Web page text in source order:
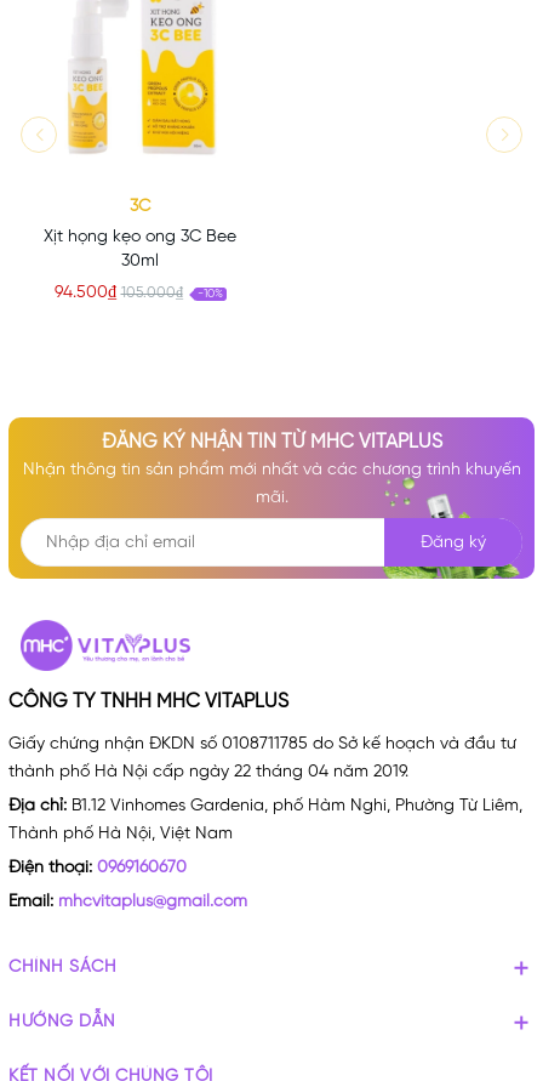
3C
Xịt họng kẹo ong 3C Bee
30ml
94.500₫ 105.000₫ -10%
ĐĂNG KÝ NHẬN TIN TỪ MHC VITAPLUS
Nhận thông tin sản phẩm mới nhất và các chương trình khuyến
mãi.
Đăng ký
CÔNG TY TNHH MHC VITAPLUS
Giấy chứng nhận ĐKDN số 0108711785 do Sở kế hoạch và đầu tư
thành phố Hà Nội cấp ngày 22 tháng 04 năm 2019.
Địa chỉ: B1.12 Vinhomes Gardenia, phố Hàm Nghi, Phường Từ Liêm,
Thành phố Hà Nội, Việt Nam
Điện thoại: 0969160670
Email: mhcvitaplus@gmail.com
CHÍNH SÁCH
HƯỚNG DẪN
KẾT NỐI VỚI CHÚNG TÔI